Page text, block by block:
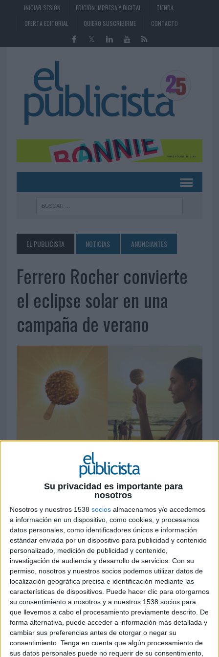
Su privacidad es importante para
nosotros
Nosotros y nuestros 1538 socios almacenamos y/o accedemos
a información en un dispositivo, como cookies, y procesamos
datos personales, como identificadores únicos e información
estándar enviada por un dispositivo para publicidad y contenido
personalizado, medición de publicidad y contenido,
investigación de audiencia y desarrollo de servicios. Con su
permiso, nosotros y nuestros socios podemos utilizar datos de
localización geográfica precisa e identificación mediante las
características de dispositivos. Puede hacer clic para otorgarnos
su consentimiento a nosotros y a nuestros 1538 socios para
que llevemos a cabo el procesamiento previamente descrito. De
forma alternativa, puede acceder a información más detallada y
cambiar sus preferencias antes de otorgar o negar su
consentimiento. Tenga en cuenta que algún procesamiento de
sus datos personales puede no requerir de su consentimiento,
INICIAR SESIÓN EDICIÓN IMPRESA Y DIGITAL
TIENDA
OFERTA EDITORIAL
QUIERO SUSCRIBIRME CONTACTO
EL PUBLICISTA NOTICIAS ANUNCIANTES
Ferrero Rocher convierte
el eclipse solar en una
campaña de verano
La marca aprovecha la expectación por el
eclipse del 12 de agosto para presentar una
tamaño
Ferrero Rocher ha lanzado una nueva campaña
para dar a conocer el relanzamiento de su gama
de helados, que incorpora una receta mejorada y
un tamaño más grande. La acción toma como
referencia el eclipse solar total previsto para el
próximo 12 de agosto en España y lo traslada al
territorio del verano y el consumo estacional.
Bajo el concepto de que el helado puede
"eclipsar" al sol, la marca ha desarrollado una
serie de creatividades en las que el producto se